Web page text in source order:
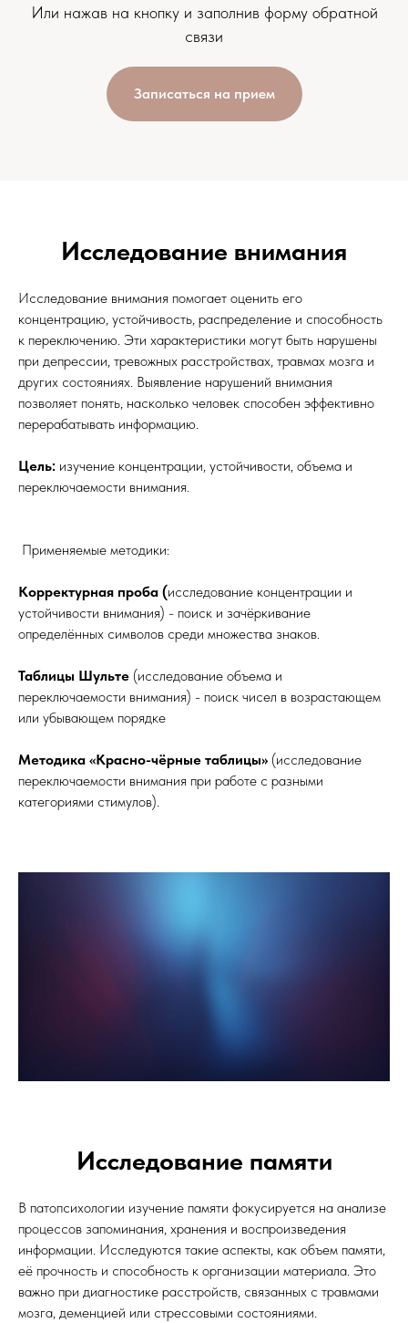
Или нажав на кнопку и заполнив форму обратной
связи
Записаться на прием
Исследование внимания
Исследование внимания помогает оценить его
концентрацию, устойчивость, распределение и способность
к переключению. Эти характеристики могут быть нарушены
при депрессии, тревожных расстройствах, травмах мозга и
других состояниях. Выявление нарушений внимания
позволяет понять, насколько человек способен эффективно
перерабатывать информацию.
Цель: изучение концентрации, устойчивости, объема и
переключаемости внимания.
Применяемые методики:
Корректурная проба (исследование концентрации и
устойчивости внимания) - поиск и зачёркивание
определённых символов среди множества знаков.
Таблицы Шульте (исследование объема и
переключаемости внимания) - поиск чисел в возрастающем
или убывающем порядке
Методика «Красно-чёрные таблицы» (исследование
переключаемости внимания при работе с разными
категориями стимулов).
Исследование памяти
В патопсихологии изучение памяти фокусируется на анализе
процессов запоминания, хранения и воспроизведения
информации. Исследуются такие аспекты, как объем памяти,
её прочность и способность к организации материала. Это
важно при диагностике расстройств, связанных с травмами
мозга, деменцией или стрессовыми состояниями.